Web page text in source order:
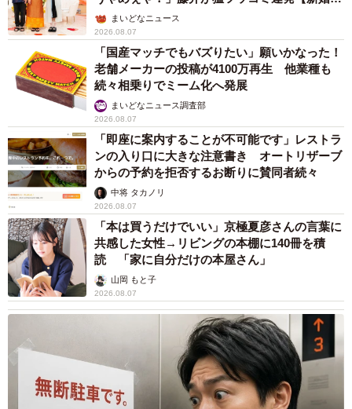
ん】まいどなニュース
2026.08.07
「国産マッチでもバズりたい」願いかなった！
老舗メーカーの投稿が4100万再生 他業種も
続々相乗りでミーム化へ発展
まいどなニュース調査部
2026.08.07
「即座に案内することが不可能です」レストラ
ンの入り口に大きな注意書き オートリザーブ
からの予約を拒否するお断りに賛同者続々
中将 タカノリ
2026.08.07
「本は買うだけでいい」京極夏彦さんの言葉に
共感した女性→リビングの本棚に140冊を積
読 「家に自分だけの本屋さん」
山岡 もと子
2026.08.07